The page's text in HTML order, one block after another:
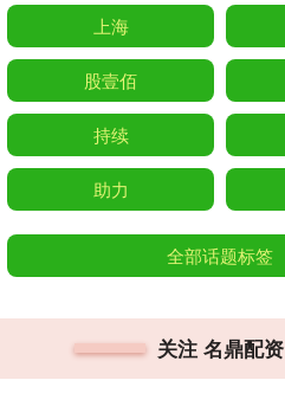
上海
股壹佰
持续
助力
全部话题标签
关注 名鼎配资